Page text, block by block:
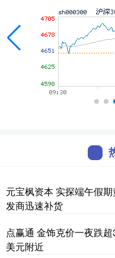
元宝枫资本 实探端午假
发商迅速补货
点赢通 金饰克价一夜跌
美元附近